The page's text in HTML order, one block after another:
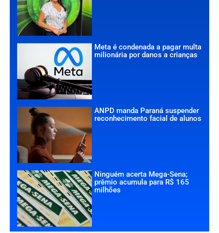
Meta é condenada a pagar multa
milionária por danos a crianças
ANPD manda Paraná suspender
reconhecimento facial de alunos
Ninguém acerta Mega-Sena;
prêmio acumula para R$ 165
milhões